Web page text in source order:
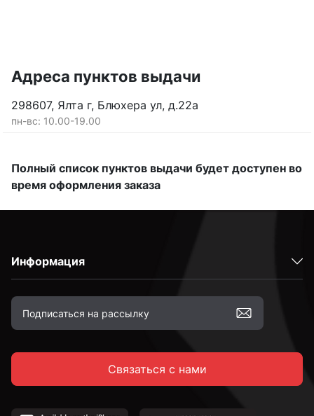
Адреса пунктов выдачи
298607, Ялта г, Блюхера ул, д.22а
пн-вс: 10.00-19.00
Полный список пунктов выдачи будет доступен во
время оформления заказа
Информация
Связаться с нами